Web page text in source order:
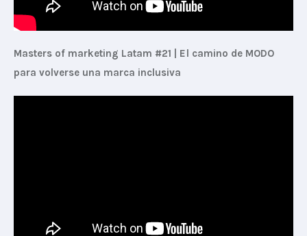
Masters of marketing Latam #21 | El camino de MODO
para volverse una marca inclusiva